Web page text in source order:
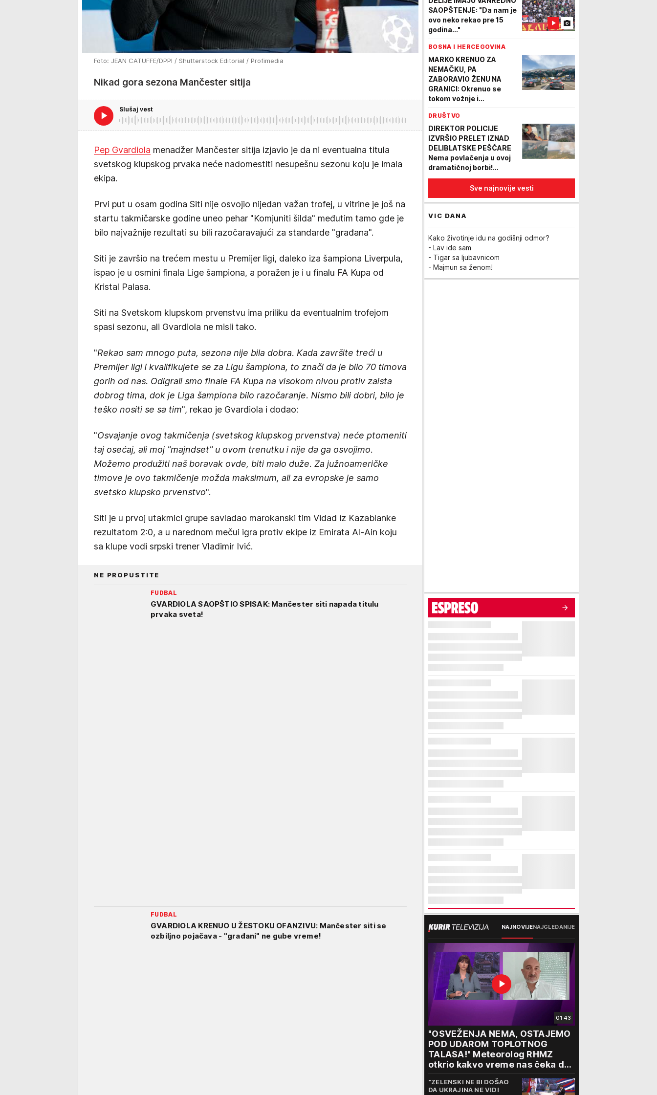
Foto: JEAN CATUFFE/DPPI / Shutterstock Editorial / Profimedia
Nikad gora sezona Mančester sitija
Slušaj vest
Pep Gvardiola menadžer Mančester sitija izjavio je da ni eventualna titula
svetskog klupskog prvaka neće nadomestiti nesupešnu sezonu koju je imala
ekipa.
Prvi put u osam godina Siti nije osvojio nijedan važan trofej, u vitrine je još na
startu takmičarske godine uneo pehar "Komjuniti šilda" međutim tamo gde je
bilo najvažnije rezultati su bili razočaravajući za standarde "građana".
Siti je završio na trećem mestu u Premijer ligi, daleko iza šampiona Liverpula,
ispao je u osmini finala Lige šampiona, a poražen je i u finalu FA Kupa od
Kristal Palasa.
Siti na Svetskom klupskom prvenstvu ima priliku da eventualnim trofejom
spasi sezonu, ali Gvardiola ne misli tako.
"Rekao sam mnogo puta, sezona nije bila dobra. Kada završite treći u
Premijer ligi i kvalifikujete se za Ligu šampiona, to znači da je bilo 70 timova
gorih od nas. Odigrali smo finale FA Kupa na visokom nivou protiv zaista
dobrog tima, dok je Liga šampiona bilo razočaranje. Nismo bili dobri, bilo je
teško nositi se sa tim", rekao je Gvardiola i dodao:
"Osvajanje ovog takmičenja (svetskog klupskog prvenstva) neće ptomeniti
taj osećaj, ali moj "majndset" u ovom trenutku i nije da ga osvojimo.
Možemo produžiti naš boravak ovde, biti malo duže. Za južnoameričke
timove je ovo takmičenje možda maksimum, ali za evropske je samo
svetsko klupsko prvenstvo".
Siti je u prvoj utakmici grupe savladao marokanski tim Vidad iz Kazablanke
rezultatom 2:0, a u narednom mečui igra protiv ekipe iz Emirata Al-Ain koju
sa klupe vodi srpski trener Vladimir Ivić.
NE PROPUSTITE
FUDBAL
GVARDIOLA SAOPŠTIO SPISAK: Mančester siti napada titulu
prvaka sveta!
FUDBAL
GVARDIOLA KRENUO U ŽESTOKU OFANZIVU: Mančester siti se
ozbiljno pojačava - "građani" ne gube vreme!
SAOPŠTENJE: "Da nam je
ovo neko rekao pre 15
godina..."
BOSNA I HERCEGOVINA
MARKO KRENUO ZA
NEMAČKU, PA
ZABORAVIO ŽENU NA
GRANICI: Okrenuo se
tokom vožnje i
doživela šok života, evo
ŠTA MU JE REKLA kad ga
je pozvala
DRUŠTVO
DIREKTOR POLICIJE
IZVRŠIO PRELET IZNAD
DELIBLATSKE PEŠČARE
Nema povlačenja u ovoj
dramatičnoj borbi!
Zaštita ljudi, prirode i
imovine prioritet MUP-a
(VIDEO)
Sve najnovije vesti
VIC DANA
Kako životinje idu na godišnji odmor?
- Lav ide sam
- Tigar sa ljubavnicom
- Majmun sa ženom!
NAJNOVIJENAJGLEDANIJE
01:43
"OSVEŽENJA NEMA, OSTAJEMO
POD UDAROM TOPLOTNOG
TALASA!" Meteorolog RHMZ
otkrio kakvo vreme nas čeka do
kraja avgusta
"ZELENSKI NE BI DOŠAO
DA UKRAJINA NE VIDI